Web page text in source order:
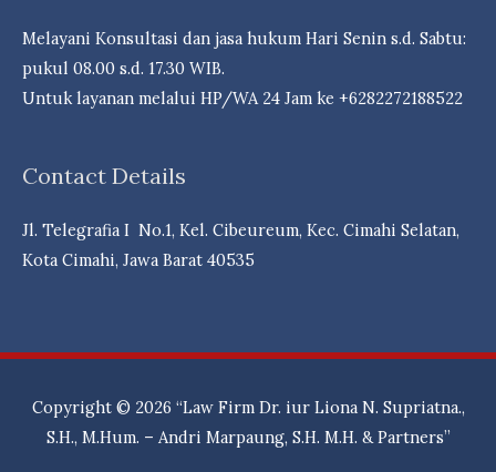
Melayani Konsultasi dan jasa hukum Hari Senin s.d. Sabtu:
pukul 08.00 s.d. 17.30 WIB.
Untuk layanan melalui HP/WA 24 Jam ke +6282272188522
Contact Details
Jl. Telegrafia I No.1, Kel. Cibeureum, Kec. Cimahi Selatan,
Kota Cimahi, Jawa Barat 40535
Copyright © 2026 “Law Firm Dr. iur Liona N. Supriatna.,
S.H., M.Hum. – Andri Marpaung, S.H. M.H. & Partners”